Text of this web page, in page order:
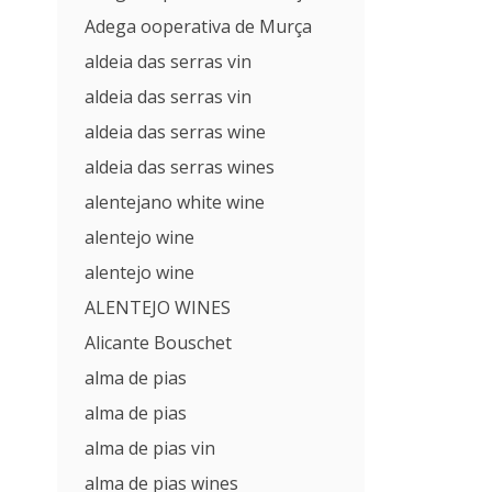
Adega ooperativa de Murça
aldeia das serras vin
aldeia das serras vin
aldeia das serras wine
aldeia das serras wines
alentejano white wine
alentejo wine
alentejo wine
ALENTEJO WINES
Alicante Bouschet
alma de pias
alma de pias
alma de pias vin
alma de pias wines